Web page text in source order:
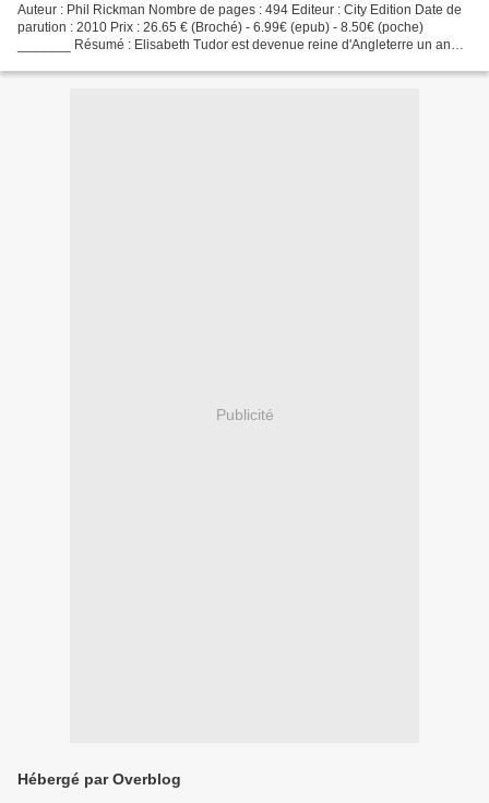
Auteur : Phil Rickman Nombre de pages : 494 Editeur : City Edition Date de
parution : 2010 Prix : 26.65 € (Broché) - 6.99€ (epub) - 8.50€ (poche)
_______ Résumé : Elisabeth Tudor est devenue reine d'Angleterre un an
Publicité
Hébergé par Overblog